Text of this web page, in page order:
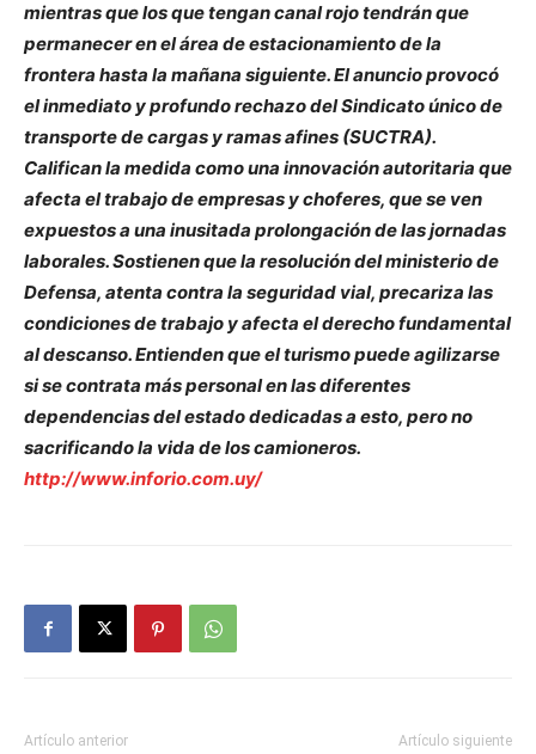
mientras que los que tengan canal rojo tendrán que
permanecer en el área de estacionamiento de la
frontera hasta la mañana siguiente. El anuncio provocó
el inmediato y profundo rechazo del Sindicato único de
transporte de cargas y ramas afines (SUCTRA).
Califican la medida como una innovación autoritaria que
afecta el trabajo de empresas y choferes, que se ven
expuestos a una inusitada prolongación de las jornadas
laborales. Sostienen que la resolución del ministerio de
Defensa, atenta contra la seguridad vial, precariza las
condiciones de trabajo y afecta el derecho fundamental
al descanso. Entienden que el turismo puede agilizarse
si se contrata más personal en las diferentes
dependencias del estado dedicadas a esto, pero no
sacrificando la vida de los camioneros.
http://www.inforio.com.uy/
Artículo anterior Artículo siguiente